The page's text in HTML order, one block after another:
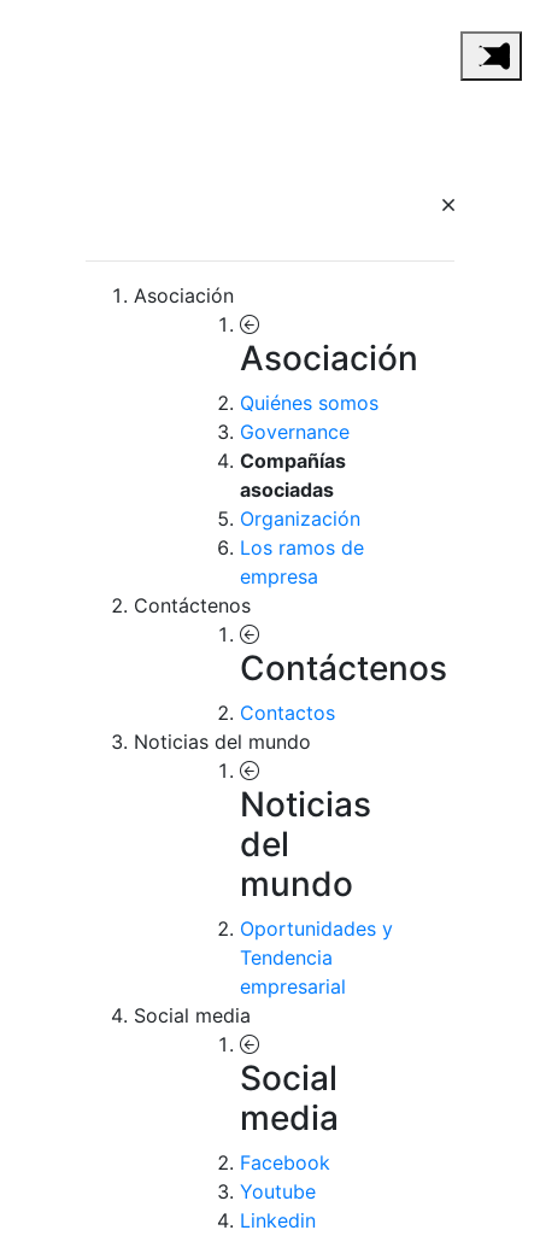
Asociación
Asociación
Quiénes somos
Governance
Compañías
asociadas
Organización
Los ramos de
empresa
Contáctenos
Contáctenos
Contactos
Noticias del mundo
Noticias
del
mundo
Oportunidades y
Tendencia
empresarial
Social media
Social
media
Facebook
Youtube
Linkedin